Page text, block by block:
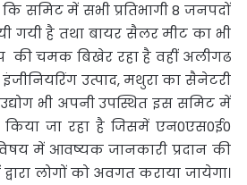
समिट में सभी प्रतिभागी 8 जनपदों
गयी है तथा बायर सैलर मीट का भी
की चमक बिखेर रहा है वहीं अलीगढ
उत्पाद, मथुरा का सैनेटरी
भी अपनी उपस्थित इस समिट में
जा रहा है जिसमें एन0एस0ई0
में आवष्यक जानकारी प्रदान की
लोगों को अवगत कराया जायेगा।